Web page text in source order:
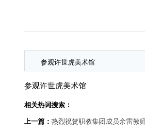
参观许世虎美术馆
参观许世虎美术馆
相关热词搜索：
上一篇： 热烈祝贺职教集团成员余雷教